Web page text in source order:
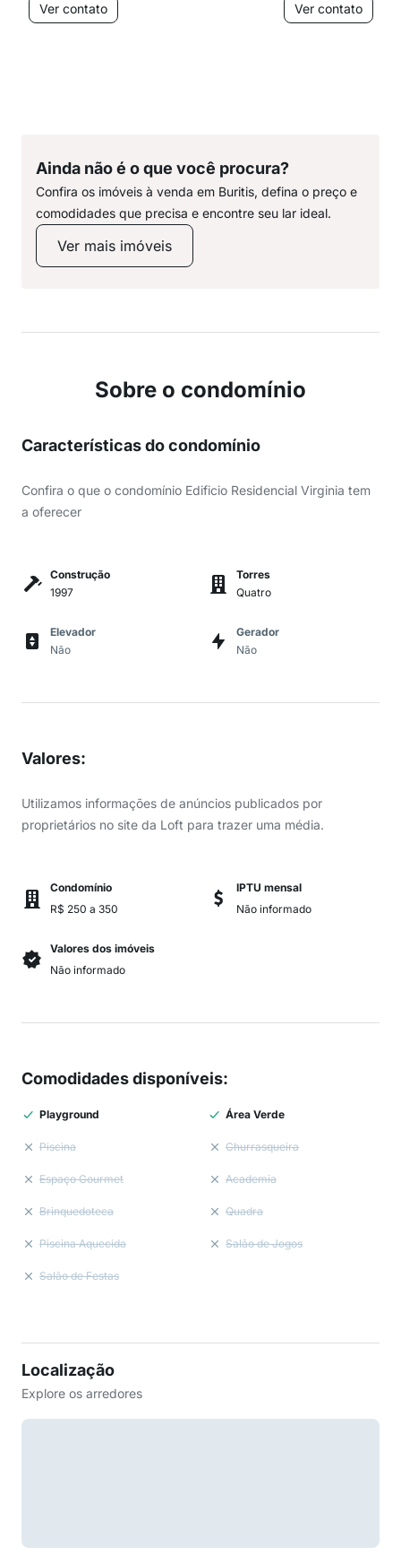
Ver contato
Ver contato
Ainda não é o que você procura?
Confira os imóveis à venda em Buritis, defina o preço e
comodidades que precisa e encontre seu lar ideal.
Ver mais imóveis
Sobre o condomínio
Características do condomínio
Confira o que o condomínio Edificio Residencial Virginia tem
a oferecer
Construção
1997
Torres
Quatro
Elevador
Não
Gerador
Não
Valores:
Utilizamos informações de anúncios publicados por
proprietários no site da Loft para trazer uma média.
Condomínio
R$ 250 a 350
IPTU mensal
Não informado
Valores dos imóveis
Não informado
Comodidades disponíveis:
Playground Área Verde
Piscina Churrasqueira
Espaço Gourmet Academia
Brinquedoteca Quadra
Piscina Aquecida Salão de Jogos
Salão de Festas
Localização
Explore os arredores